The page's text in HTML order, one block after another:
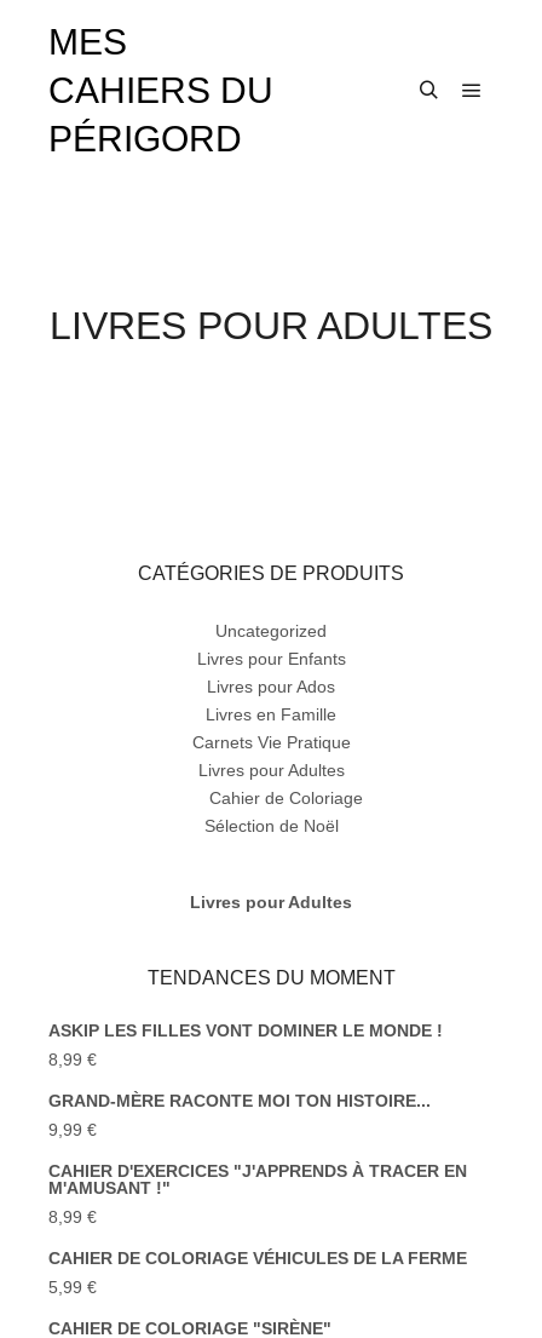
MES
CAHIERS DU
PÉRIGORD
LIVRES POUR ADULTES
CATÉGORIES DE PRODUITS
Uncategorized
Livres pour Enfants
Livres pour Ados
Livres en Famille
Carnets Vie Pratique
Livres pour Adultes
Cahier de Coloriage
Sélection de Noël
Livres pour Adultes
TENDANCES DU MOMENT
ASKIP LES FILLES VONT DOMINER LE MONDE !
8,99 €
GRAND-MÈRE RACONTE MOI TON HISTOIRE...
9,99 €
CAHIER D'EXERCICES "J'APPRENDS À TRACER EN
M'AMUSANT !"
8,99 €
CAHIER DE COLORIAGE VÉHICULES DE LA FERME
5,99 €
CAHIER DE COLORIAGE "SIRÈNE"